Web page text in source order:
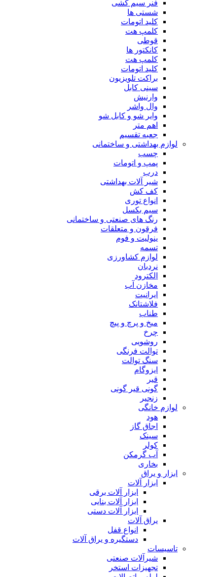
فنر سیم کشی
شستی ها
کلید اتومات
کلمپ هت
قوطی
کانکتور ها
کلمپ هت
کلید اتومات
براکت تلویزیون
سینی کابل
وارنیش
وال واشر
وایر شو و کابل شو
اهم متر
جعبه تقسیم
لوازم بهداشتی و ساختمانی
چسب
پمپ و اتومات
درب
شیر آلات بهداشتی
کف کش
انواع توری
سیم بکسل
رنگ های صنعتی و ساختمانی
فرقون و متعلقات
ینولیت و فوم
تسمه
لوازم کشاورزی
نردبان
الکترود
مخازن آب
ایرانیت
فلاشتانک
طناب
میخ و پرچ و پیچ
چرخ
روشویی
توالت فرنگی
سنگ توالت
ایزوگام
قیر
گونی قیر گونی
زنجیر
لوازم خانگی
هود
اجاق گاز
سینک
کولر
آب گرمکن
بخاری
ابزار و یراق
ابزار آلات
ابزار آلات برقی
ابزار آلات بنایی
ابزار آلات دستی
یراق آلات
انواع قفل
دستگیره و یراق آلات
تاسیسات
شیرآلات صنعتی
تجهیزات استخر